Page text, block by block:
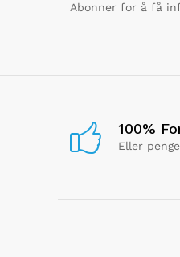
Abonner for å få
100%
Eller